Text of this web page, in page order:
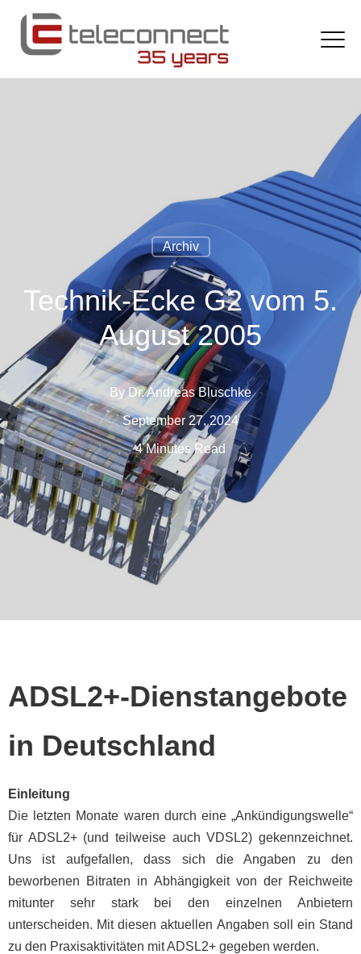
Archiv
Technik-Ecke G2 vom 5.
August 2005
By Dr. Andreas Bluschke
September 27, 2024
4 Minutes Read
ADSL2+-Dienstangebote
in Deutschland
Einleitung
Die letzten Monate waren durch eine „Ankündigungswelle“
für ADSL2+ (und teilweise auch VDSL2) gekennzeichnet.
Uns ist aufgefallen, dass sich die Angaben zu den
beworbenen Bitraten in Abhängigkeit von der Reichweite
mitunter sehr stark bei den einzelnen Anbietern
unterscheiden. Mit diesen aktuellen Angaben soll ein Stand
zu den Praxisaktivitäten mit ADSL2+ gegeben werden.